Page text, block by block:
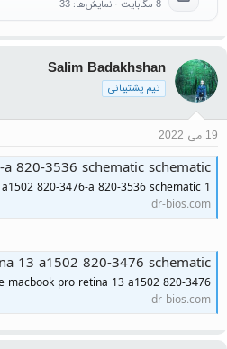
8 مگابایت · نمایش‌ها: 33
Salim Badakhshan
تیم پشتیبانی
19 می 2022
820-3536 schematic schematic
820-3476-a 820-3536 schematic 1
dr-bios.com
13 a1502 820-3476 schematic
macbook pro retina 13 a1502 820-3476
dr-bios.com